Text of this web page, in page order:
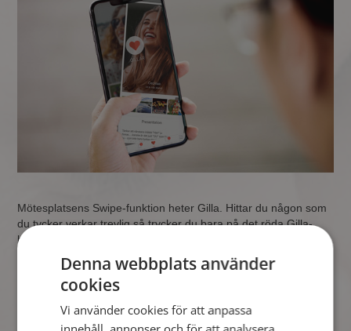
Mötesplatsens Swipe-funktion heter Gilla. Hittar du någon som
du tycker verkar trevlig så trycker du bara på det röda Gilla-
hjärtat. Det är inget livsåtagande och du behöver inte ringa
prästen bara för att du har högerswipat någon… Du har inget
att förlora – ibland händer det ju att det där lilla klicket leder
raka vägen mot ditt livs kärlek!
Denna webbplats använder
cookies
Vi använder cookies för att anpassa